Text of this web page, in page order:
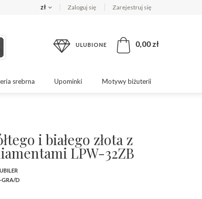
zł Zaloguj się Zarejestruj się
ULUBIONE 0,00 zł
srebrna Upominki Motywy biżuterii
i białego złota z
LPW-32ZB
GRA/D